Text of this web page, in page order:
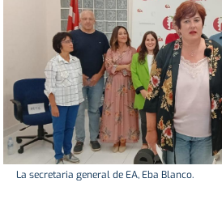
La secretaria general de EA, Eba Blanco.